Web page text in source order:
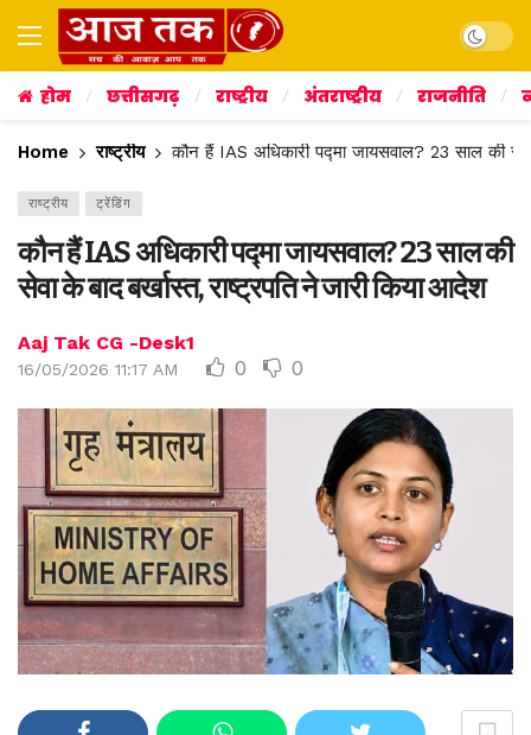
Dark
होम छत्तीसगढ़ राष्ट्रीय अंतराष्ट्रीय राजनीति
Home राष्ट्रीय कौन हैं IAS अधिकारी पद्मा जायसवाल? 23 साल की
राष्ट्रीय ट्रेंडिंग
कौन हैं IAS अधिकारी पद्मा जायसवाल? 23 साल की
सेवा के बाद बर्खास्त, राष्ट्रपति ने जारी किया आदेश
Aaj Tak CG -Desk1
16/05/2026 11:17 AM 0 0